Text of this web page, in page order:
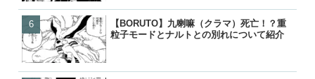
【BORUTO】九喇嘛（クラマ）死亡！？重
粒子モードとナルトとの別れについて紹介
【BORUTO】うずまきボル
を失って里抜け？大筒木化
【BLEACH】護廷十三隊の
覧！初代から10年後まで歴
【鬼滅の刃】鬼舞辻無惨の
た？どうやって倒したのか